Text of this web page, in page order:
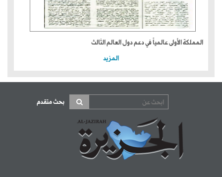
المملكة الأولى عالمياً في دعم دول العالم الثالث
المزيد
بحث متقدم